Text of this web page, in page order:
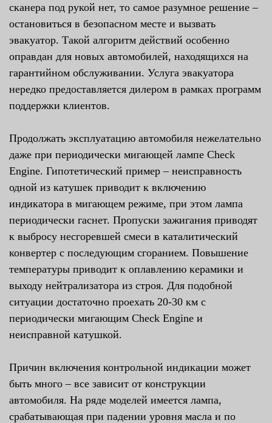
сканера под рукой нет, то самое разумное решение –
остановиться в безопасном месте и вызвать
эвакуатор. Такой алгоритм действий особенно
оправдан для новых автомобилей, находящихся на
гарантийном обслуживании. Услуга эвакуатора
нередко предоставляется дилером в рамках программ
поддержки клиентов.
Продолжать эксплуатацию автомобиля нежелательно
даже при периодически мигающей лампе Check
Engine. Гипотетический пример – неисправность
одной из катушек приводит к включению
индикатора в мигающем режиме, при этом лампа
периодически гаснет. Пропуски зажигания приводят
к выбросу несгоревшей смеси в каталитический
конвертер с последующим сгоранием. Повышение
температуры приводит к оплавлению керамики и
выходу нейтрализатора из строя. Для подобной
ситуации достаточно проехать 20-30 км с
периодически мигающим Check Engine и
неисправной катушкой.
Причин включения контрольной индикации может
быть много – все зависит от конструкции
автомобиля. На ряде моделей имеется лампа,
срабатывающая при падении уровня масла и по